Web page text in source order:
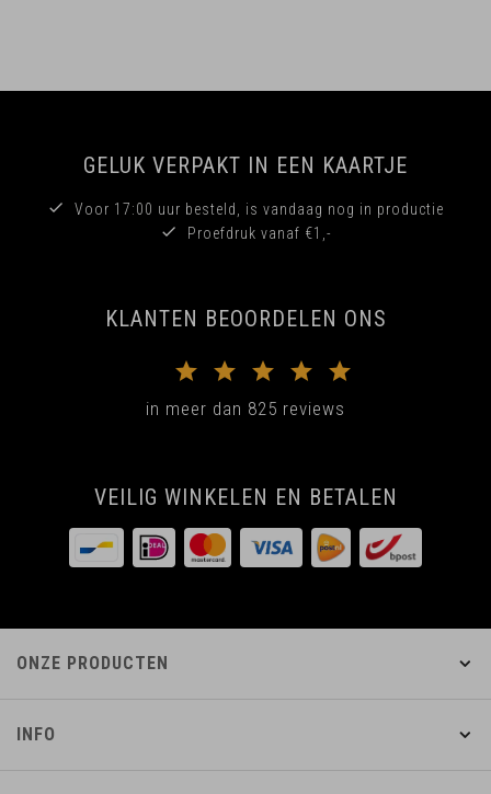
GELUK VERPAKT IN EEN KAARTJE
Voor 17:00 uur besteld, is vandaag nog in productie
Proefdruk vanaf €1,-
KLANTEN BEOORDELEN ONS
in meer dan 825 reviews
VEILIG WINKELEN EN BETALEN
ONZE PRODUCTEN
INFO